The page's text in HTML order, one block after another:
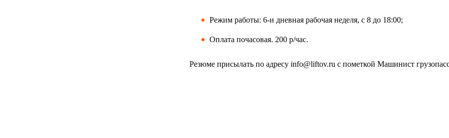
Режим работы: 6-и дневная рабочая неделя, с 8 до 18:00;
Оплата почасовая. 200 р/час.
Резюме присылать по адресу info@liftov.ru с пометкой Машинист